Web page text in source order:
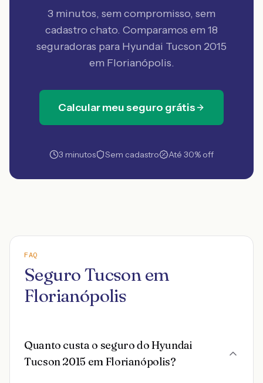
3 minutos, sem compromisso, sem
cadastro chato. Comparamos em 18
seguradoras para Hyundai Tucson 2015
em Florianópolis.
Calcular meu seguro grátis
3 minutos Sem cadastro Até 30% off
FAQ
Seguro Tucson em
Florianópolis
Quanto custa o seguro do Hyundai
Tucson 2015 em Florianópolis?